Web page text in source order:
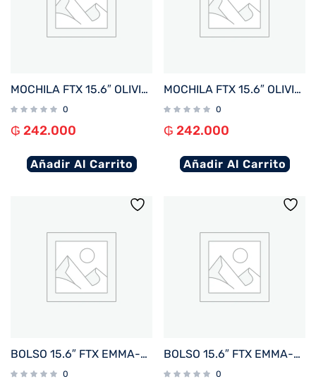
MOCHILA FTX 15.6″ OLIVIA-KH KHAKI
0
₲ 242.000
Añadir Al Carrito
MOCHILA FTX 15.6″ OLIVIA-BK NEGRO
0
₲ 242.000
Añadir Al Carrito
BOLSO 15.6″ FTX EMMA-RBR MARRON ROJIZO
0
BOLSO 15.6″ FTX EMMA-BL AZUL
0